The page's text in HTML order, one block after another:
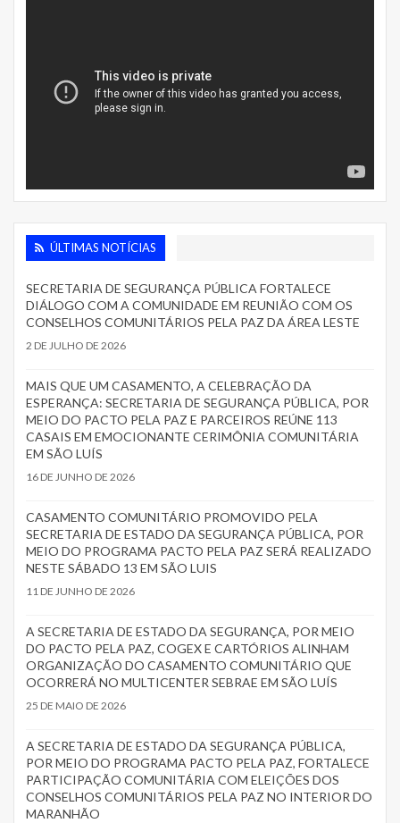
ÚLTIMAS NOTÍCIAS
SECRETARIA DE SEGURANÇA PÚBLICA FORTALECE
DIÁLOGO COM A COMUNIDADE EM REUNIÃO COM OS
CONSELHOS COMUNITÁRIOS PELA PAZ DA ÁREA LESTE
2 DE JULHO DE 2026
MAIS QUE UM CASAMENTO, A CELEBRAÇÃO DA
ESPERANÇA: SECRETARIA DE SEGURANÇA PÚBLICA, POR
MEIO DO PACTO PELA PAZ E PARCEIROS REÚNE 113
CASAIS EM EMOCIONANTE CERIMÔNIA COMUNITÁRIA
EM SÃO LUÍS
16 DE JUNHO DE 2026
CASAMENTO COMUNITÁRIO PROMOVIDO PELA
SECRETARIA DE ESTADO DA SEGURANÇA PÚBLICA, POR
MEIO DO PROGRAMA PACTO PELA PAZ SERÁ REALIZADO
NESTE SÁBADO 13 EM SÃO LUIS
11 DE JUNHO DE 2026
A SECRETARIA DE ESTADO DA SEGURANÇA, POR MEIO
DO PACTO PELA PAZ, COGEX E CARTÓRIOS ALINHAM
ORGANIZAÇÃO DO CASAMENTO COMUNITÁRIO QUE
OCORRERÁ NO MULTICENTER SEBRAE EM SÃO LUÍS
25 DE MAIO DE 2026
A SECRETARIA DE ESTADO DA SEGURANÇA PÚBLICA,
POR MEIO DO PROGRAMA PACTO PELA PAZ, FORTALECE
PARTICIPAÇÃO COMUNITÁRIA COM ELEIÇÕES DOS
CONSELHOS COMUNITÁRIOS PELA PAZ NO INTERIOR DO
MARANHÃO